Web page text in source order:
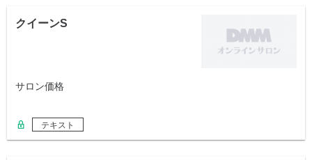
クイーンS
サロン価格
テキスト